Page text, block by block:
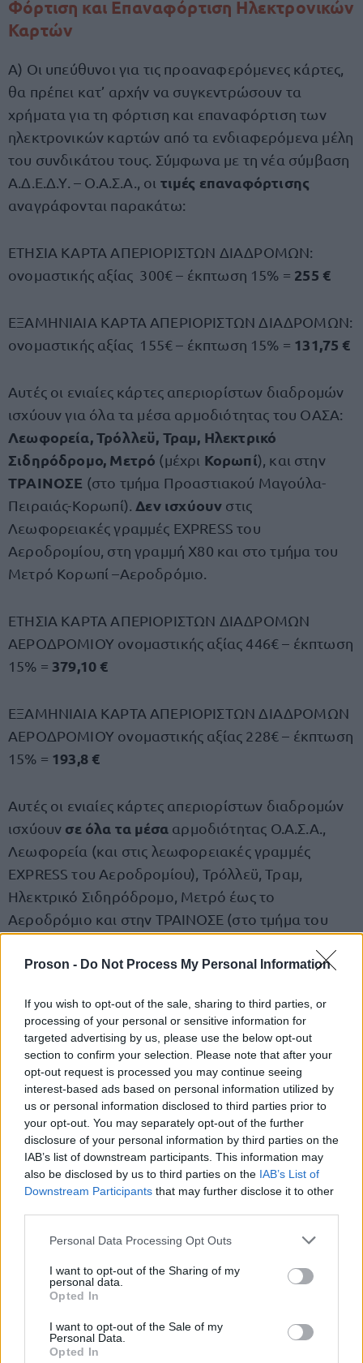
Proson - Do Not Process My Personal Information
If you wish to opt-out of the sale, sharing to third parties, or
processing of your personal or sensitive information for
targeted advertising by us, please use the below opt-out
section to confirm your selection. Please note that after your
opt-out request is processed you may continue seeing
interest-based ads based on personal information utilized by
us or personal information disclosed to third parties prior to
your opt-out. You may separately opt-out of the further
disclosure of your personal information by third parties on the
IAB’s list of downstream participants. This information may
also be disclosed by us to third parties on the IAB’s List of
Downstream Participants that may further disclose it to other
Please note that this website/app uses one or more Google
not limited to your visit or usage behaviour. You may click to
grant or deny consent to Google and its third-party tags to
use your data for below specified purposes in below Google
consent section.
Personal Data Processing Opt Outs
I want to opt-out of the Sharing of my
personal data.
Opted In
I want to opt-out of the Sale of my
Personal Data.
Opted In
Φόρτιση και Επαναφόρτιση Ηλεκτρονικών
Καρτών
Α) Οι υπεύθυνοι για τις προαναφερόμενες κάρτες,
θα πρέπει κατ’ αρχήν να συγκεντρώσουν τα
χρήματα για τη φόρτιση και επαναφόρτιση των
ηλεκτρονικών καρτών από τα ενδιαφερόμενα μέλη
του συνδικάτου τους. Σύμφωνα με τη νέα σύμβαση
Α.Δ.Ε.Δ.Υ. – Ο.Α.Σ.Α., οι τιμές επαναφόρτισης
αναγράφονται παρακάτω:
ΕΤΗΣΙΑ ΚΑΡΤΑ ΑΠΕΡΙΟΡΙΣΤΩΝ ΔΙΑΔΡΟΜΩΝ:
ονομαστικής αξίας 300€ – έκπτωση 15% = 255 €
ΕΞΑΜΗΝΙΑΙΑ ΚΑΡΤΑ ΑΠΕΡΙΟΡΙΣΤΩΝ ΔΙΑΔΡΟΜΩΝ:
ονομαστικής αξίας 155€ – έκπτωση 15% = 131,75 €
Αυτές οι ενιαίες κάρτες απεριορίστων διαδρομών
ισχύουν για όλα τα μέσα αρμοδιότητας του ΟΑΣΑ:
Λεωφορεία, Τρόλλεϋ, Τραμ, Ηλεκτρικό
Σιδηρόδρομο, Μετρό (μέχρι Κορωπί), και στην
ΤΡΑΙΝΟΣΕ (στο τμήμα Προαστιακού Μαγούλα-
Πειραιάς-Κορωπί). Δεν ισχύουν στις
Λεωφορειακές γραμμές EXPRESS του
Αεροδρομίου, στη γραμμή Χ80 και στο τμήμα του
Μετρό Κορωπί –Αεροδρόμιο.
ΕΤΗΣΙΑ ΚΑΡΤΑ ΑΠΕΡΙΟΡΙΣΤΩΝ ΔΙΑΔΡΟΜΩΝ
ΑΕΡΟΔΡΟΜΙΟΥ ονομαστικής αξίας 446€ – έκπτωση
15% = 379,10 €
ΕΞΑΜΗΝΙΑΙΑ ΚΑΡΤΑ ΑΠΕΡΙΟΡΙΣΤΩΝ ΔΙΑΔΡΟΜΩΝ
ΑΕΡΟΔΡΟΜΙΟΥ ονομαστικής αξίας 228€ – έκπτωση
15% = 193,8 €
Αυτές οι ενιαίες κάρτες απεριορίστων διαδρομών
ισχύουν σε όλα τα μέσα αρμοδιότητας Ο.Α.Σ.Α.,
Λεωφορεία (και στις λεωφορειακές γραμμές
EXPRESS του Αεροδρομίου), Τρόλλεϋ, Τραμ,
Ηλεκτρικό Σιδηρόδρομο, Μετρό έως το
Αεροδρόμιο και στην ΤΡΑΙΝΟΣΕ (στο τμήμα του
Δεν ισχύουν στη γραμμή Χ80.
Β) Μετά απ’ όλα αυτά, οι υπεύθυνοι των Δ.Σ. των
Συλλόγων για τις κάρτες θα συντάξουν έναν πίνακα
σε ένα φύλλο εργασίας του excel (μορφοποίηση
κελιών σε κείμενο). Το όνομα του αρχείου θα είναι
το όνομα του Συλλόγου ή του Σωματείου. Στον
πίνακα αυτόν, όπως φαίνεται και στο παρακάτω
επισυναπτόμενο υπόδειγμα πίνακα, θα
αναγράφεται στη μια στήλη ο αριθμός κάθε
ηλεκτρονικής κάρτας και δίπλα στην άλλη στήλη θα
αναγράφεται η διάρκεια της κάθε κάρτας (ετήσια,
εξαμηνιαία – ετήσια με αεροδρόμια, εξαμηνιαία με
ΟΝΟΜΑΤΕΠΩΝΥΜΑ
Αφού οι υπεύθυνοι των καρτών της κάθε
συνδικαλιστικής οργάνωσης συντάξουν αυτόν τον